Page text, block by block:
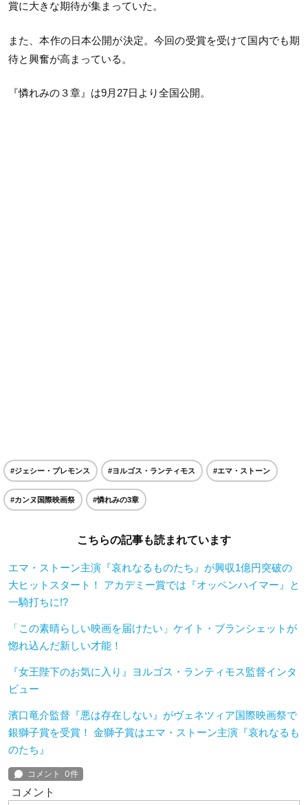
賞に大きな期待が集まっていた。
また、本作の日本公開が決定。今回の受賞を受けて国内でも期
待と興奮が高まっている。
『憐れみの３章』は9月27日より全国公開。
#ジェシー・プレモンス #ヨルゴス・ランティモス #エマ・ストーン
#カンヌ国際映画祭 #憐れみの3章
こちらの記事も読まれています
エマ・ストーン主演『哀れなるものたち』が興収1億円突破の
大ヒットスタート！ アカデミー賞では『オッペンハイマー』と
一騎打ちに!?
「この素晴らしい映画を届けたい」ケイト・ブランシェットが
惚れ込んだ新しい才能！
『女王陛下のお気に入り』ヨルゴス・ランティモス監督インタ
ビュー
濱口竜介監督『悪は存在しない』がヴェネツィア国際映画祭で
銀獅子賞を受賞！ 金獅子賞はエマ・ストーン主演『哀れなるも
のたち』